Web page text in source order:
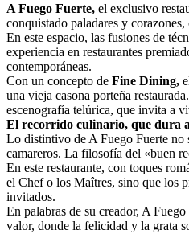
A Fuego Fuerte, el exclusivo
conquistado paladares y
En este espacio, las fusiones de
experiencia en restaurantes
contemporáneas.
Con un concepto de Fine Dining,
una vieja casona porteña
escenografía telúrica, que invita a
El recorrido culinario, que dura
Lo distintivo de A Fuego Fuerte no
camareros. La filosofía del «buen
En este restaurante, con toques
el Chef o los Maîtres, sino que los
invitados.
En palabras de su creador, A
valor, donde la felicidad y la grata